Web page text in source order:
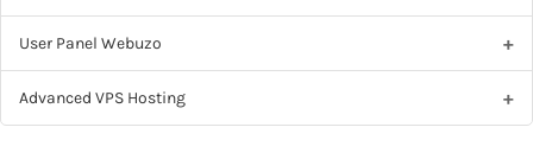
User Panel Webuzo
Advanced VPS Hosting